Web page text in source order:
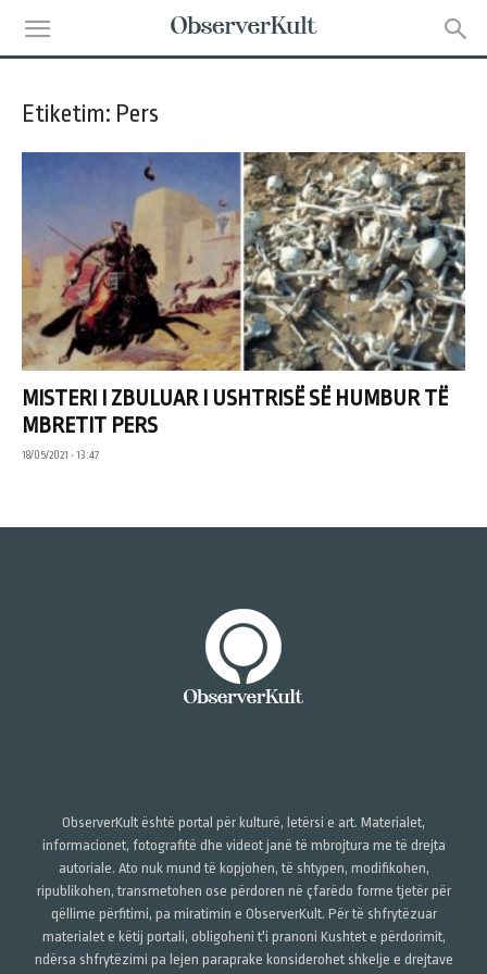
Etiketim: Pers
MISTERI I ZBULUAR I USHTRISË SË HUMBUR TË
MBRETIT PERS
18/05/2021 • 13:47
ObserverKult është portal për kulturë, letërsi e art. Materialet,
informacionet, fotografitë dhe videot janë të mbrojtura me të drejta
autoriale. Ato nuk mund të kopjohen, të shtypen, modifikohen,
ripublikohen, transmetohen ose përdoren në çfarëdo forme tjetër për
qëllime përfitimi, pa miratimin e ObserverKult. Për të shfrytëzuar
materialet e këtij portali, obligoheni t'i pranoni Kushtet e përdorimit,
ndërsa shfrytëzimi pa lejen paraprake konsiderohet shkelje e drejtave